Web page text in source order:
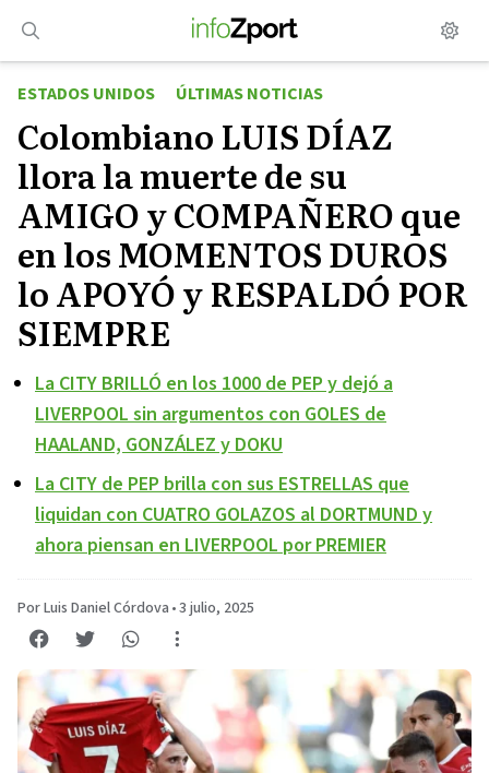
contenido
ESTADOS UNIDOS
ÚLTIMAS NOTICIAS
Colombiano LUIS DÍAZ
llora la muerte de su
AMIGO y COMPAÑERO que
en los MOMENTOS DUROS
lo APOYÓ y RESPALDÓ POR
SIEMPRE
La CITY BRILLÓ en los 1000 de PEP y dejó a
LIVERPOOL sin argumentos con GOLES de
HAALAND, GONZÁLEZ y DOKU
La CITY de PEP brilla con sus ESTRELLAS que
liquidan con CUATRO GOLAZOS al DORTMUND y
ahora piensan en LIVERPOOL por PREMIER
Por Luis Daniel Córdova •3 julio, 2025